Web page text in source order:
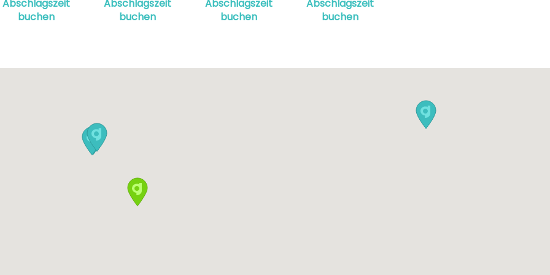
Abschlagszeit
buchen
Abschlagszeit
buchen
Abschlagszeit
buchen
Abschlagszeit
buchen